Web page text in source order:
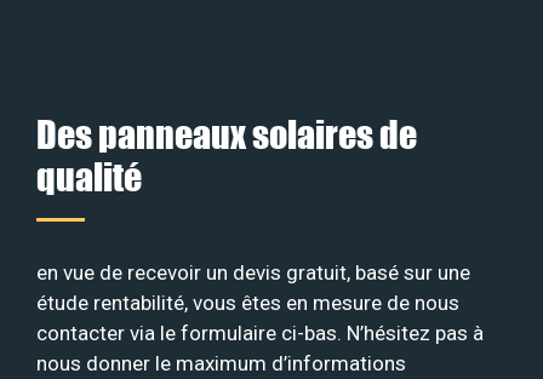
Des panneaux solaires de
qualité
en vue de recevoir un devis gratuit, basé sur une
étude rentabilité, vous êtes en mesure de nous
contacter via le formulaire ci-bas. N’hésitez pas à
nous donner le maximum d’informations